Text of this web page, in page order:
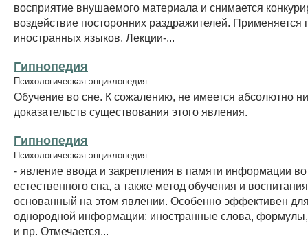
восприятие внушаемого материала и снимается
воздействие посторонних раздражителей. Применяется
иностранных языков. Лекции-...
Гипнопедия
Психологическая энциклопедия
Обучение во сне. К сожалению, не имеется абсолютно
доказательств существования этого явления.
Гипнопедия
Психологическая энциклопедия
- явление ввода и закрепления в памяти информации
естественного сна, а также метод обучения и
основанный на этом явлении. Особенно эффективен
однородной информации: иностранные слова,
и пр. Отмечается...